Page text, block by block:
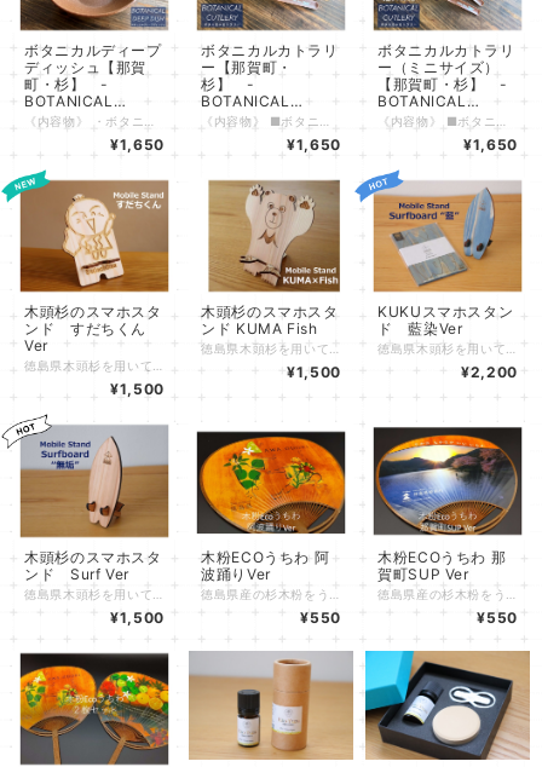
ボタニカルディープ
ディッシュ【那賀
町・杉】 -
BOTANICAL
Deepdish-
¥1,650
ボタニカルカトラリ
ー【那賀町・
杉】 -
BOTANICAL
Cutlery-
¥1,650
ボタニカルカトラリ
ー（ミニサイズ）
【那賀町・杉】 -
BOTANICAL
Cutlery-
¥1,650
木頭杉のスマホスタ
ンド すだちくん
Ver
¥1,500
木頭杉のスマホスタ
ンド KUMA Fish
¥1,500
KUKUスマホスタン
ド 藍染Ver
¥2,200
木頭杉のスマホスタ
ンド Surf Ver
¥1,500
木粉ECOうちわ 阿
波踊りVer
¥550
木粉ECOうちわ 那
賀町SUP Ver
¥550